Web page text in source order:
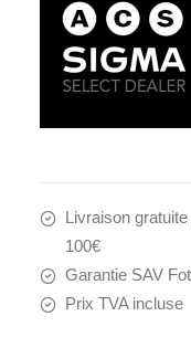
OS
Fuji
Livraison
100€
Garantie SAV
Prix TVA incluse